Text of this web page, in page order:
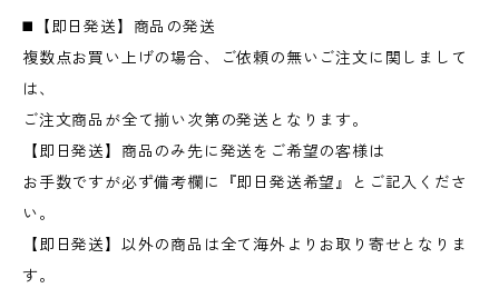
◼️【即日発送】商品の発送
複数点お買い上げの場合、ご依頼の無いご注文に関しまして
は、
ご注文商品が全て揃い次第の発送となります。
【即日発送】商品のみ先に発送をご希望の客様は
お手数ですが必ず備考欄に『即日発送希望』とご記入くださ
い。
【即日発送】以外の商品は全て海外よりお取り寄せとなりま
す。